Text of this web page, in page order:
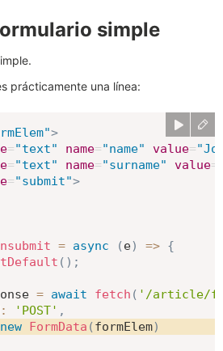
simple
prácticamente una línea:
">
="text" name="name" value="
="text" name="surname" value=
="submit">
= async (e) => {
( ) ;
= await fetch ( '/article/
: 'POST' ,
new FormData (formElem)